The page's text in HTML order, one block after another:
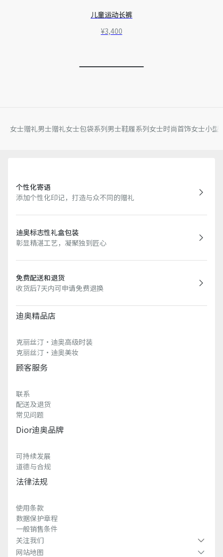
儿童运动长裤
¥3,400
女士赠礼男士赠礼女士包袋系列男士鞋履系列女士时尚首饰女士小型
个性化寄语
添加个性化印记，打造与众不同的赠礼
迪奥标志性礼盒包装
彰显精湛工艺，凝聚独到匠心
免费配送和退货
收货后7天内可申请免费退换
迪奥精品店
克丽丝汀·迪奥高级时装
克丽丝汀·迪奥美妆
顾客服务
联系
配送及退货
常见问题
Dior迪奥品牌
可持续发展
道德与合规
法律法规
使用条款
数据保护章程
一般销售条件
关注我们
网站地图